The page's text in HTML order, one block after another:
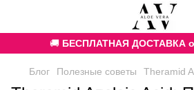
🚚 БЕСПЛАТНАЯ ДОСТАВКА
Блог Полезные советы Theramid